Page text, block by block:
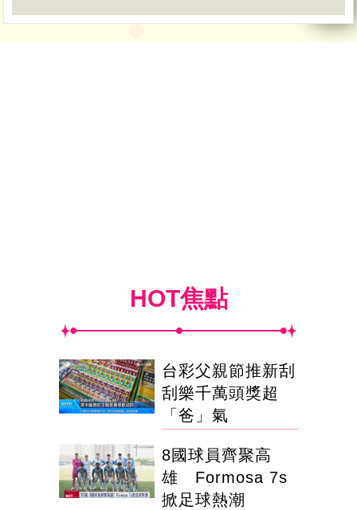
HOT焦點
台彩父親節推新刮
刮樂千萬頭獎超
「爸」氣
8國球員齊聚高
雄 Formosa 7s
掀足球熱潮